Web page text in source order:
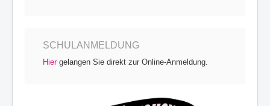
SCHULANMELDUNG
Hiergelangen Sie direkt zur Online-Anmeldung.